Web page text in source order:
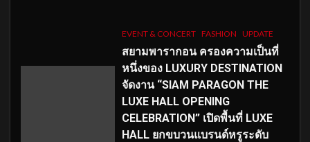
EVENT & CONCERT FASHION UPDATE
สยามพารากอน ครองความเป็นที่
หนึ่งของ LUXURY DESTINATION
จัดงาน “SIAM PARAGON THE
LUXE HALL OPENING
CELEBRATION” เปิดพื้นที่ LUXE
HALL ยกขบวนแบรนด์หรูระดับ